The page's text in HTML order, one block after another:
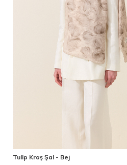
Tulip Kraş Şal - Bej